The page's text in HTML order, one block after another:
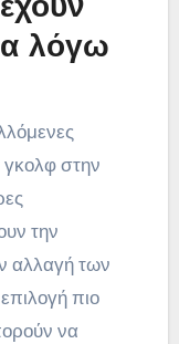
λόγω
γκολφ στην
την
αλλαγή των
πιο
να